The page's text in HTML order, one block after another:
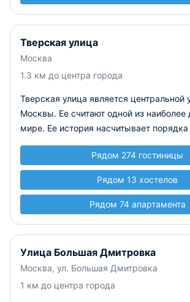
Тверская улица
Москва
1.3 км до центра города
Тверская улица является центральной
Москвы. Ее считают одной из наиболее
мире. Ее история насчитывает порядка
Рядом 274 гостиницы
Рядом 13 хостелов
Рядом 74 апартамента
Улица Большая Дмитровка
Москва, ул. Большая Дмитровка
1 км до центра города